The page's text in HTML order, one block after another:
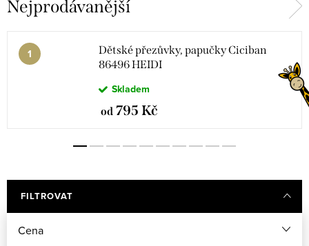
Nejprodávanější
Dětské přezůvky, papučky Ciciban
86496 HEIDI
Skladem
od 795 Kč
FILTROVAT
Cena